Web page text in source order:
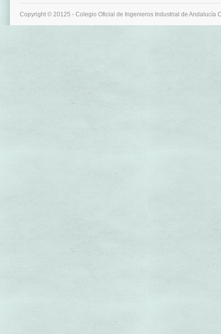
Copyright © 20125 - Colegio Oficial de Ingenieros Industrial de Andalucía